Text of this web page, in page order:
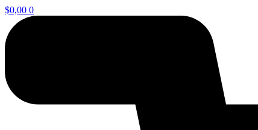
$0,00 0